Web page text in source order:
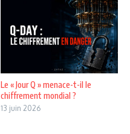
Le « Jour Q » menace-t-il le
chiffrement mondial ?
13 juin 2026